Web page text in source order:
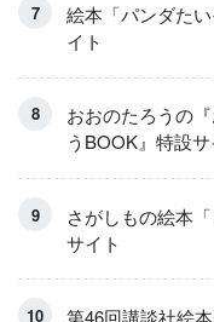
絵本「パンダた
イト
おおのたろうの
うBOOK』特設サ
さがしもの絵本
サイト
第46回講談社絵